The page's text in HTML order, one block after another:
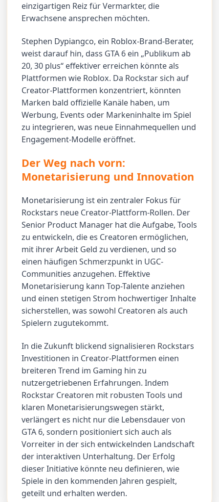
einzigartigen Reiz für Vermarkter, die
Erwachsene ansprechen möchten.
Stephen Dypiangco, ein Roblox-Brand-Berater,
weist darauf hin, dass GTA 6 ein „Publikum ab
20, 30 plus“ effektiver erreichen könnte als
Plattformen wie Roblox. Da Rockstar sich auf
Creator-Plattformen konzentriert, könnten
Marken bald offizielle Kanäle haben, um
Werbung, Events oder Markeninhalte im Spiel
zu integrieren, was neue Einnahmequellen und
Engagement-Modelle eröffnet.
Der Weg nach vorn:
Monetarisierung und Innovation
Monetarisierung ist ein zentraler Fokus für
Rockstars neue Creator-Plattform-Rollen. Der
Senior Product Manager hat die Aufgabe, Tools
zu entwickeln, die es Creatoren ermöglichen,
mit ihrer Arbeit Geld zu verdienen, und so
einen häufigen Schmerzpunkt in UGC-
Communities anzugehen. Effektive
Monetarisierung kann Top-Talente anziehen
und einen stetigen Strom hochwertiger Inhalte
sicherstellen, was sowohl Creatoren als auch
Spielern zugutekommt.
In die Zukunft blickend signalisieren Rockstars
Investitionen in Creator-Plattformen einen
breiteren Trend im Gaming hin zu
nutzergetriebenen Erfahrungen. Indem
Rockstar Creatoren mit robusten Tools und
klaren Monetarisierungswegen stärkt,
verlängert es nicht nur die Lebensdauer von
GTA 6, sondern positioniert sich auch als
Vorreiter in der sich entwickelnden Landschaft
der interaktiven Unterhaltung. Der Erfolg
dieser Initiative könnte neu definieren, wie
Spiele in den kommenden Jahren gespielt,
geteilt und erhalten werden.